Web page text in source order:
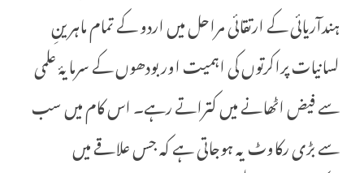
ہندآریائی کے ارتقائی مراحل میں اردو کے تمام ماہرینِ
لسانیات پراکرتوں کی اہمیت اور بودھوں کے سرمایۂ علمی
سے فیض اٹھانے میں کتراتے رہے۔ اس کام میں سب
سے بڑی رکاوٹ یہ ہوجاتی ہے کہ جس علاقے میں